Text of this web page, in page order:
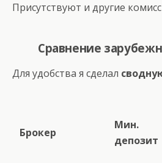
Присутствуют и другие
Сравнение
Для удобства я сделал
Брокер
Мин.
депозит